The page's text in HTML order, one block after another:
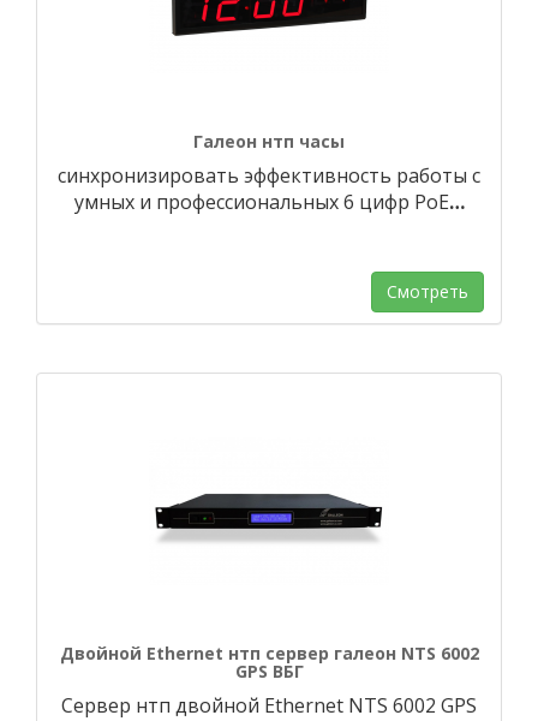
Галеон нтп часы
синхронизировать эффективность работы с
умных и профессиональных 6 цифр PoE…
Смотреть
Двойной Ethernet нтп сервер галеон NTS 6002
GPS ВБГ
Сервер нтп двойной Ethernet NTS 6002 GPS